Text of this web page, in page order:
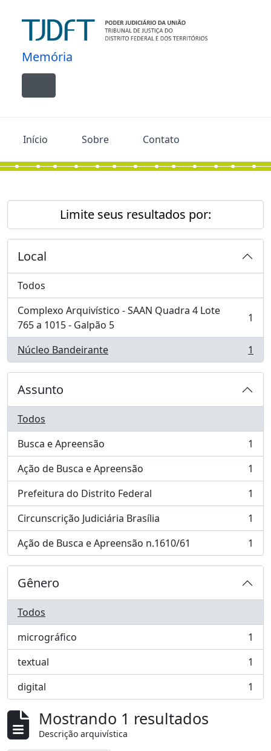
Memória
Toggle navigation
Início Sobre Contato
Limite seus resultados por:
Local
Todos
Complexo Arquivístico - SAAN Quadra 4 Lote
765 a 1015 - Galpão 5
, 1 resultados 1
Núcleo Bandeirante
, 1 resultados 1
Assunto
Todos
Busca e Apreensão
, 1 resultados
1
Ação de Busca e Apreensão
, 1 resultados
1
Prefeitura do Distrito Federal
, 1 resultados
1
Circunscrição Judiciária Brasília
, 1 resultados
1
Ação de Busca e Apreensão n.1610/61
, 1 resultados 1
Gênero
Todos
micrográfico
, 1 resultados
1
textual
, 1 resultados
1
digital
, 1 resultados 1
Mostrando 1 resultados
Descrição arquivística